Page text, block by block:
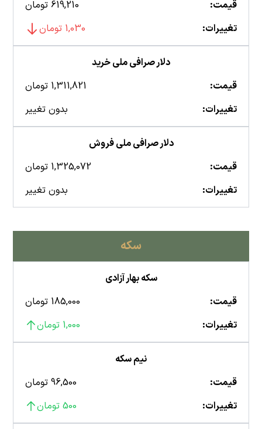
قیمت:
619,210 تومان
تغییرات:
1,030 تومان
دلار صرافی ملی خرید
قیمت:
1,311,821 تومان
تغییرات:
بدون تغییر
دلار صرافی ملی فروش
قیمت:
1,325,072 تومان
تغییرات:
بدون تغییر
سکه
سکه بهار آزادی
قیمت:
185,000 تومان
تغییرات:
1,000 تومان
نیم سکه
قیمت:
96,500 تومان
تغییرات:
500 تومان